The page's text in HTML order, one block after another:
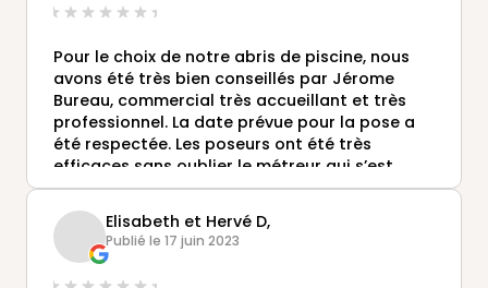
Pour le choix de notre abris de piscine, nous
avons été très bien conseillés par Jérome
Bureau, commercial très accueillant et très
professionnel. La date prévue pour la pose a
été respectée. Les poseurs ont été très
efficaces sans oublier le métreur qui s’est
déplacé 2 fois chez nous pour ajuster les
mesures. Le résultat est conforme à notre
attente grâce à une équipe de qualité. Nous
conseillons tout particulièrement la société
Gustave Rideau.
Elisabeth et Hervé D,
Publié le 17 juin 2023